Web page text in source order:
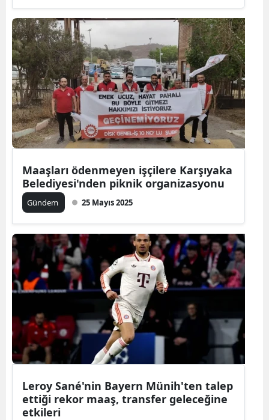
Maaşları ödenmeyen işçilere Karşıyaka
Belediyesi'nden piknik organizasyonu
Gündem 25 Mayıs 2025
Leroy Sané'nin Bayern Münih'ten talep
ettiği rekor maaş, transfer geleceğine
etkileri